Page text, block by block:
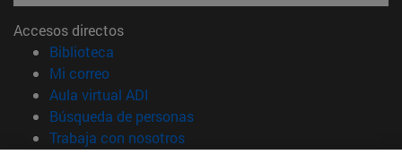
Accesos directos
Biblioteca
Mi correo(abre en nueva ventana)
Aula virtual ADI
Búsqueda de personas(abre en nueva ventana)
Trabaja con nosotros(abre en nueva ventana)